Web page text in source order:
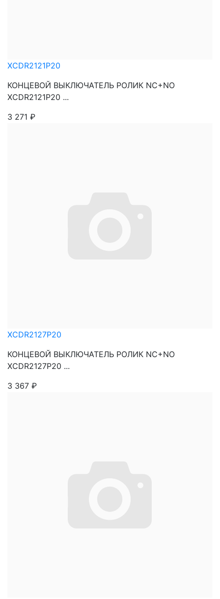
XCDR2121P20
КОНЦЕВОЙ ВЫКЛЮЧАТЕЛЬ РОЛИК NC+NO
XCDR2121P20 ...
3 271 ₽
XCDR2127P20
КОНЦЕВОЙ ВЫКЛЮЧАТЕЛЬ РОЛИК NC+NO
XCDR2127P20 ...
3 367 ₽